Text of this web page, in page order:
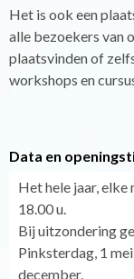
Het is ook een
alle bezoekers van
plaatsvinden of
workshops en
Data en
Het hele jaar, elke
18.00 u.
Bij uitzondering
Pinksterdag, 1
december.